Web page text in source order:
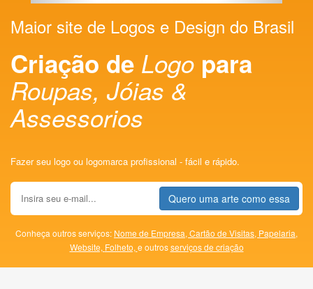
Maior site de Logos e Design do Brasil
Criação de Logo para
Roupas, Jóias &
Assessorios
Fazer seu logo ou logomarca profissional - fácil e rápido.
Quero uma arte como essa
Conheça outros serviços: Nome de Empresa, Cartão de Visitas, Papelaria,
Website, Folheto, e outrosserviços de criação